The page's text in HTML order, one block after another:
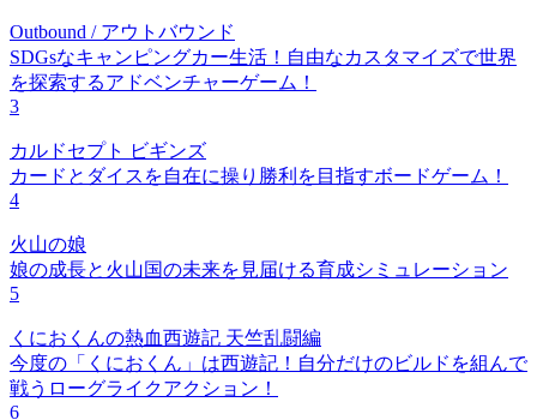
Outbound / アウトバウンド
SDGsなキャンピングカー生活！自由なカスタマイズで世界
を探索するアドベンチャーゲーム！
3
カルドセプト ビギンズ
カードとダイスを自在に操り勝利を目指すボードゲーム！
4
火山の娘
娘の成長と火山国の未来を見届ける育成シミュレーション
5
くにおくんの熱血西遊記 天竺乱闘編
今度の「くにおくん」は西遊記！自分だけのビルドを組んで
戦うローグライクアクション！
6